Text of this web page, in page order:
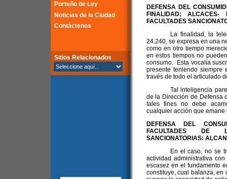
Porteño de Ley
Noticias de la Ciudad
Contáctenos
Sitios Relacionados
DEFENSA DEL
FINALIDAD; ALCACES-
FACULTADES
La finalidad, la
24.240, se expresa en una
como en otro tiempo
en estos tiempos no
consumo. Esta vocalía
presente teniendo siempre
través de todo el articulado
Tal inteligencia
de la Dirección de Defensa
tales fines no debe
cualquier acción que
DEFENSA DEL
FACULTADES DE
SANCIONATORIAS:
En el caso, no se
actividad administrativa
escasez en el fundamento
constituye, cual balanza,